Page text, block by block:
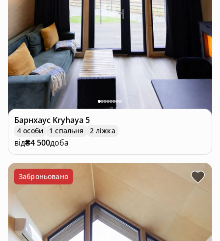
Барнхаус Kryhaya 5
4 особи 1 спальня 2 ліжка
від₴4 500доба
Заброньовано